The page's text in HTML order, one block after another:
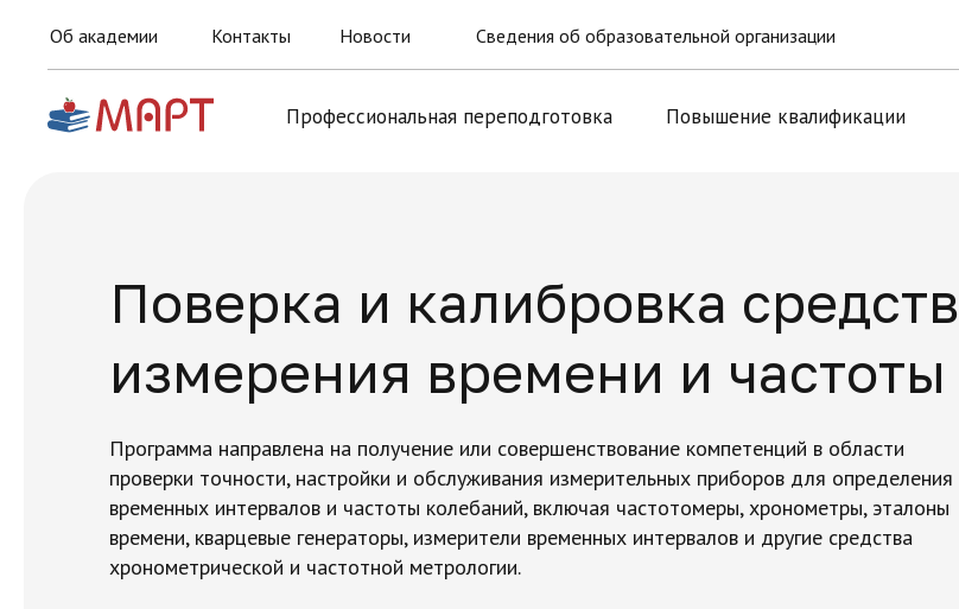
Новости Сведения об образовательной организации
Контакты
Об академии
Повышение квалификации
Профессиональная переподготовка
Программа направлена на получение или совершенствование компетенций в области
проверки точности, настройки и обслуживания измерительных приборов для определения
временных интервалов и частоты колебаний, включая частотомеры, хронометры, эталоны
времени, кварцевые генераторы, измерители временных интервалов и другие средства
хронометрической и частотной метрологии.
Поверка и калибровка средств
измерения времени и частоты